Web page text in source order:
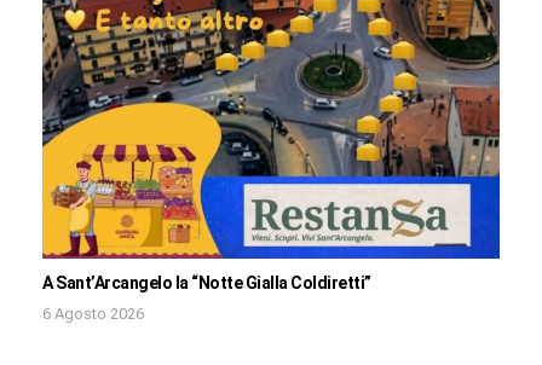
A Sant’Arcangelo la “Notte Gialla Coldiretti”
6 Agosto 2026